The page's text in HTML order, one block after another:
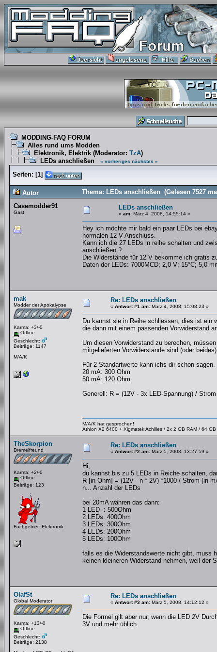
MODDING-FAQ FORUM
Alles rund ums Modden
Elektronik, Elektrik (Moderator: TzA)
LEDs anschließen
« vorheriges nächstes »
Seiten: [1]
Autor
Thema: LEDs anschließen (Gelesen 7527
Casemodder91
Gast
LEDs anschließen
« am: März 4, 2008, 14:55:14 »
Hey ich möchte mir bald ein paar LEDs bei
normalen 12 V Anschluss.
Kann ich die 27 LEDs in reihe schalten und
anschließen ?
Die Widerstände für 12 V bekomme ich gratis
Daten der LEDs: 7000MCD; 2,0 V; 15°C; 5,0
mak
Modder der Apokalypse
Karma: +3/-0
Offline
Geschlecht:
Beiträge: 1147
M/A/K
Re: LEDs anschließen
« Antwort #1 am: März 4, 2008, 15:08:23 »
Du kannst sie in Reihe schliessen, dies ist ein
die dann mit einem passenden Vorwiderstand
Um diesen Vorwiderstand zu berechen,
mitgelieferten Vorwiderstände sind (oder
Für 2 Standartwerte kann ichs dir schon sagen.
20 mA: 300 Ohm
50 mA: 120 Ohm
Generell: R = (12V - 3x LED-Spannung) / Strom
M/A/K hat gesprochen!
Athlon X2 6400 + Xigmatek Achilles / 2x 2 GB RAM / 64 GB
TheSkorpion
Dremelfreund
Karma: +2/-0
Offline
Beiträge: 123
Fachgebiet: Elektronik
Re: LEDs anschließen
« Antwort #2 am: März 5, 2008, 13:27:59 »
Hi,
du kannst bis zu 5 LEDs in Reiche schalten,
R [in Ohm] = (12V - n * 2V) *1000 / Strom [in
n... Anzahl der LEDs
bei 20mA währen das dann:
1 LED : 500Ohm
2 LEDs: 400Ohm
3 LEDs: 300Ohm
4 LEDs: 200Ohm
5 LEDs: 100Ohm
falls es die Widerstandswerte nicht gibt, muss
keinen kleineren Widerstand nehmen, weil der
OlafSt
Global Moderator
Karma: +13/-0
Offline
Geschlecht:
Beiträge: 2138
Re: LEDs anschließen
« Antwort #3 am: März 5, 2008, 14:12:12 »
Die Formel gilt aber nur, wenn die LED 2V
3V und mehr üblich.